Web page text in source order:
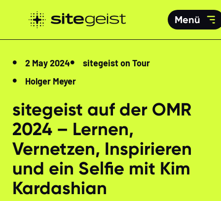
Menü
2 May 2024
sitegeist on Tour
Holger Meyer
sitegeist auf der OMR
2024 – Lernen,
Vernetzen, Inspirieren
und ein Selfie mit Kim
Kardashian